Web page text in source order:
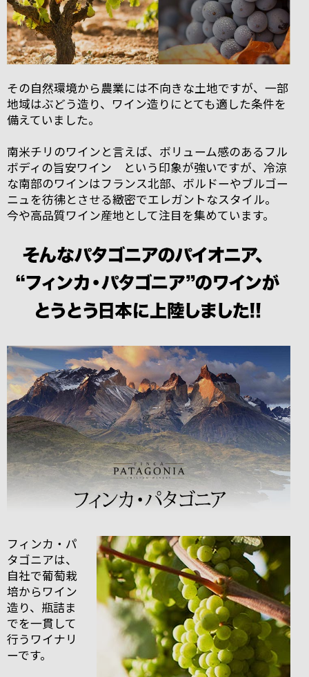
その自然環境から農業には不向きな土地ですが、一部
地域はぶどう造り、ワイン造りにとても適した条件を
備えていました。
南米チリのワインと言えば、ボリューム感のあるフル
ボディの旨安ワイン という印象が強いですが、冷涼
な南部のワインはフランス北部、ボルドーやブルゴー
ニュを彷彿とさせる緻密でエレガントなスタイル。
今や高品質ワイン産地として注目を集めています。
フィンカ・パ
タゴニアは、
自社で葡萄栽
培からワイン
造り、瓶詰ま
でを一貫して
行うワイナリ
ーです。